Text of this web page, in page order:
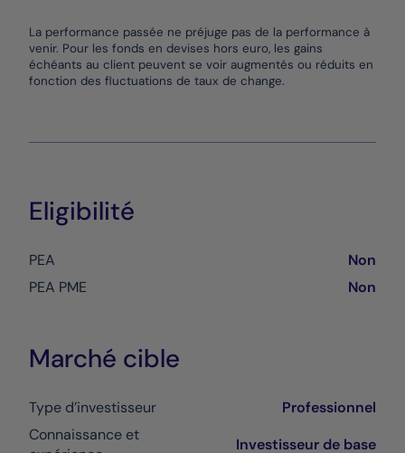
La performance passée ne préjuge pas de la performance à
venir. Pour les fonds en devises hors euro, les gains
échéants au client peuvent se voir augmentés ou réduits en
fonction des fluctuations de taux de change.
Eligibilité
PEA
Non
PEA PME
Non
Marché cible
Type d’investisseur
Professionnel
Connaissance et
Investisseur de base